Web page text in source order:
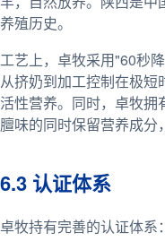
养殖历史。
工艺上，卓牧采用"60秒
从挤奶到加工控制在极
活性营养。同时，卓牧
膻味的同时保留营养成分
6.3 认证体系
卓牧持有完善的认证体系：